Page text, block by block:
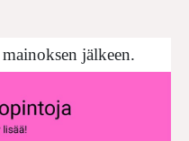
jälkeen.